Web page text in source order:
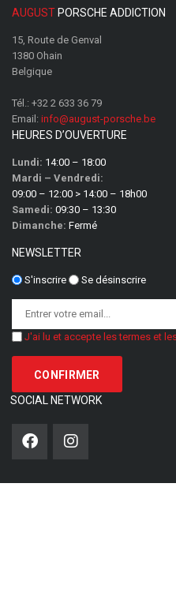
AUGUST PORSCHE ADDICTION
15, Route de Genval
1380 Ohain
Belgique
Tél.: +32 2 633 36 79
Email: info@august-porsche.be
HEURES D’OUVERTURE
Lundi: 14:00 – 18:00
Mardi – Vendredi:
09:00 – 12:00 > 14:00 – 18h00
Samedi: 09:30 – 13:30
Dimanche: Fermé
NEWSLETTER
S'inscrire Se désinscrire
J'ai lu et accepte les termes et
SOCIAL NETWORK